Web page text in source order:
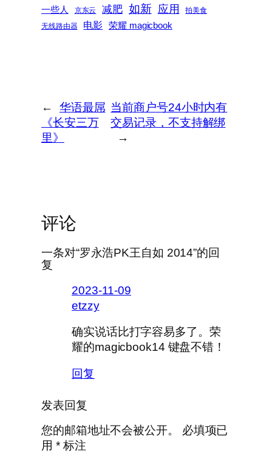
一些人 京东云 减肥 如新 应用
拍美食
无线路由器
电影 荣耀 magicbook
←
华语最屌
《长安三万
里》
当前商户号24小时内有
交易记录，不支持解绑
→
评论
一条对“罗永浩PK王自如 2014”的回
复
2023-11-09
etzzy
确实说话比打字容易多了。荣
耀的magicbook14 键盘不错！
回复
发表回复
您的邮箱地址不会被公开。
必填项已
用 *标注